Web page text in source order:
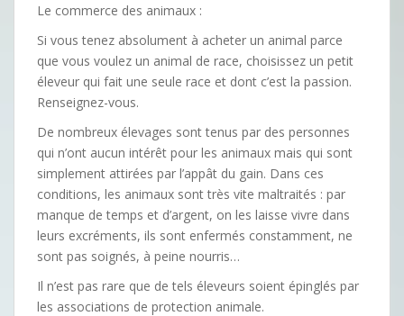
Le commerce des animaux :
Si vous tenez absolument à acheter un animal parce
que vous voulez un animal de race, choisissez un petit
éleveur qui fait une seule race et dont c’est la passion.
Renseignez-vous.
De nombreux élevages sont tenus par des personnes
qui n’ont aucun intérêt pour les animaux mais qui sont
simplement attirées par l’appât du gain. Dans ces
conditions, les animaux sont très vite maltraités : par
manque de temps et d’argent, on les laisse vivre dans
leurs excréments, ils sont enfermés constamment, ne
sont pas soignés, à peine nourris…
Il n’est pas rare que de tels éleveurs soient épinglés par
les associations de protection animale.